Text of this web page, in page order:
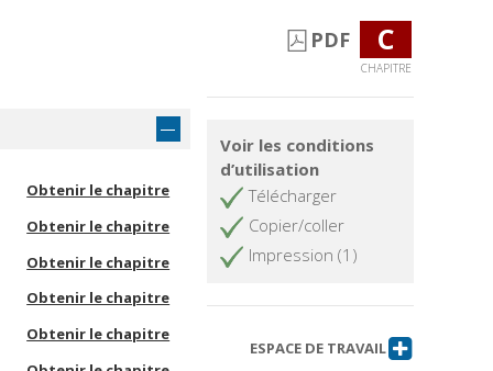
Obtenir le chapitre
Obtenir le chapitre
Obtenir le chapitre
Obtenir le chapitre
Obtenir le chapitre
PDF C
CHAPITRE
Voir les conditions
d’utilisation
Télécharger
Copier/coller
Impression (1)
ESPACE DE TRAVAIL